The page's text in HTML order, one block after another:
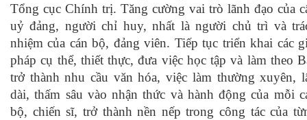
Tổng cục Chính trị. Tăng cường vai trò lãnh đạo của
uỷ đảng, người chỉ huy, nhất là người chủ trì và
nhiệm của cán bộ, đảng viên. Tiếp tục triển khai các
pháp cụ thể, thiết thực, đưa việc học tập và làm theo
trở thành nhu cầu văn hóa, việc làm thường xuyên,
dài, thấm sâu vào nhận thức và hành động của mỗi
bộ, chiến sĩ, trở thành nền nếp trong công tác của